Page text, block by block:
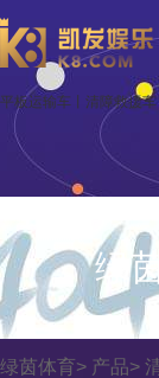
平板运输车丨清障救援
绿
绿茵体育> 产品>